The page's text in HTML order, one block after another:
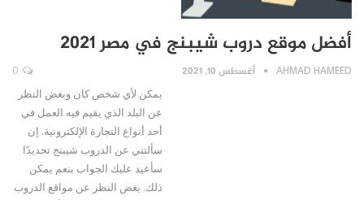
أفضل موقع دروب شيبنج في مصر 2021
AHMAD HAMEED أغسطس 10, 2021
يمكن لأي شخص كان وبغض النظر
عن البلد الذي يقيم فيه العمل في
أحد أنواع التجارة الإلكترونية. إن
سألتني عن الدروب شيبنج تحديدًا
سأعيد عليك الجواب بنعم يمكن
ذلك. بغض النظر عن مواقع الدروب